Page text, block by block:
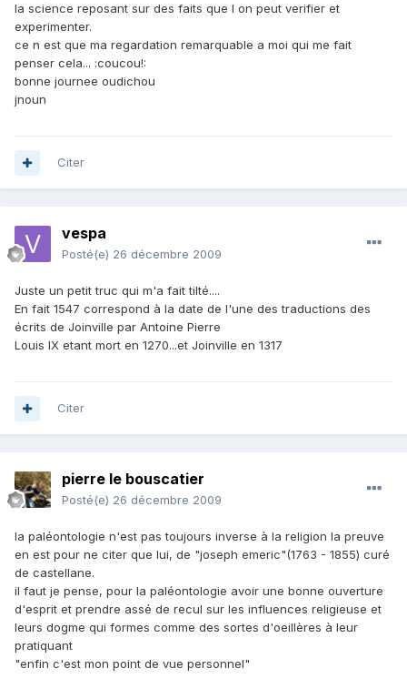
la science reposant sur des faits que l on peut verifier et
experimenter.
ce n est que ma regardation remarquable a moi qui me fait
penser cela... :coucou!:
bonne journee oudichou
jnoun
Citer
vespa
Posté(e) 26 décembre 2009
Juste un petit truc qui m'a fait tilté....
En fait 1547 correspond à la date de l'une des traductions des
écrits de Joinville par Antoine Pierre
Louis IX etant mort en 1270...et Joinville en 1317
Citer
pierre le bouscatier
Posté(e) 26 décembre 2009
la paléontologie n'est pas toujours inverse à la religion la preuve
en est pour ne citer que lui, de "joseph emeric"(1763 - 1855) curé
de castellane.
il faut je pense, pour la paléontologie avoir une bonne ouverture
d'esprit et prendre assé de recul sur les influences religieuse et
leurs dogme qui formes comme des sortes d'oeillères à leur
pratiquant
"enfin c'est mon point de vue personnel"